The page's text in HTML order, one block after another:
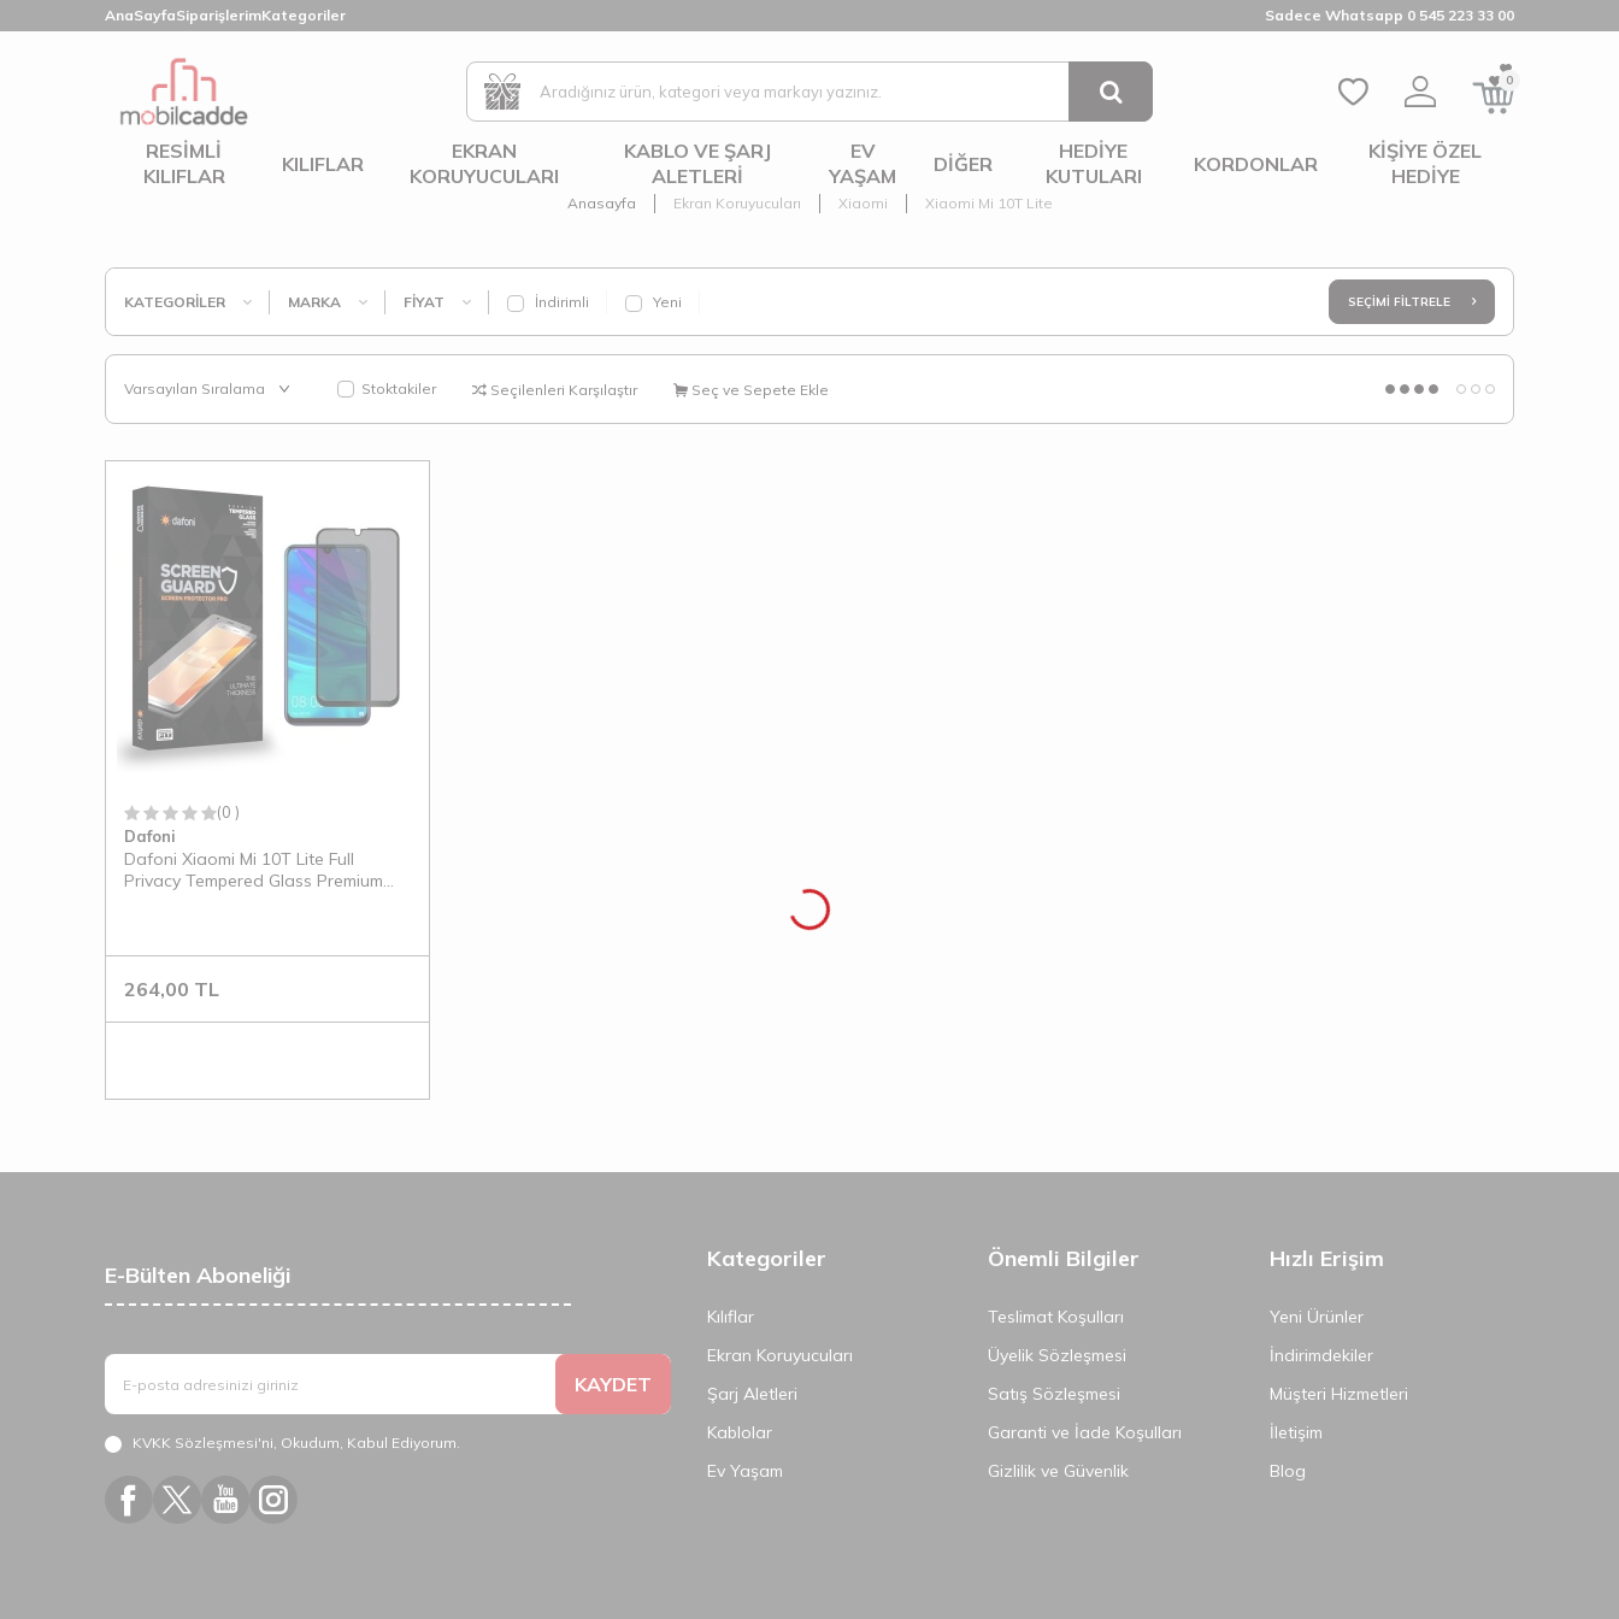
AnaSayfaSiparişlerimKategoriler Sadece Whatsapp 0 545 223 33 00
0
RESIMLI
KILIFLAR
KILIFLAR
EKRAN
KORUYUCULARI
KABLO VE ŞARJ
ALETLERI
EV
YAŞAM
DIĞER
HEDIYE
KUTULARI
KORDONLAR
KIŞIYE ÖZEL
HEDIYE
Anasayfa Ekran Koruyucuları Xiaomi Xiaomi Mi 10T Lite
KATEGORILER MARKA FIYAT İndirimli Yeni SEÇIMI FILTRELE
Stoktakiler Seçilenleri Karşılaştır Seç ve Sepete Ekle
(0 )
Dafoni
Dafoni Xiaomi Mi 10T Lite Full
Privacy Tempered Glass Premium
264,00 TL
E-Bülten Aboneliği
KAYDET
KVKK Sözleşmesi'ni, Okudum, Kabul Ediyorum.
Kategoriler
Kılıflar
Ekran Koruyucuları
Şarj Aletleri
Kablolar
Ev Yaşam
Önemli Bilgiler
Teslimat Koşulları
Üyelik Sözleşmesi
Satış Sözleşmesi
Garanti ve İade Koşulları
Gizlilik ve Güvenlik
Hızlı Erişim
Yeni Ürünler
İndirimdekiler
Müşteri Hizmetleri
İletişim
Blog